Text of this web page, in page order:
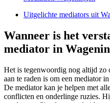
Uitgelichte mediators uit
Wanneer is het
mediator in
Het is tegenwoordig nog altijd zo
aan te raden is om een mediator
De mediator kan je helpen met
conflicten en onderlinge ruzies.